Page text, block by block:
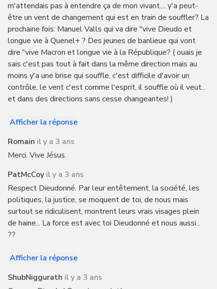
m'attendais pas à entendre ça de mon vivant.... y'a peut-
être un vent de changement qui est en train de souffler? La
prochaine fois: Manuel Valls qui va dire "vive Dieudo et
longue vie à Quenel+ ? Des jeunes de banlieue qui vont
dire "vive Macron et longue vie à la République? ( ouais je
sais c'est pas tout à fait dans la même direction mais au
moins y'a une brise qui souffle, c'est difficile d'avoir un
contrôle, le vent c'est comme l'esprit, il souffle où il veut...
et dans des directions sans cesse changeantes! )
Afficher la réponse
Romain il y a 3 ans
Merci. Vive Jésus.
PatMcCoy il y a 3 ans
Respect Dieudonné. Par leur entêtement, la société, les
politiques, la justice, se moquent de toi, de nous mais
surtout se ridiculisent, montrent leurs vrais visages plein
de haine... La force est avec toi Dieudonné et nous aussi...
??
Afficher la réponse
ShubNiggurath il y a 3 ans